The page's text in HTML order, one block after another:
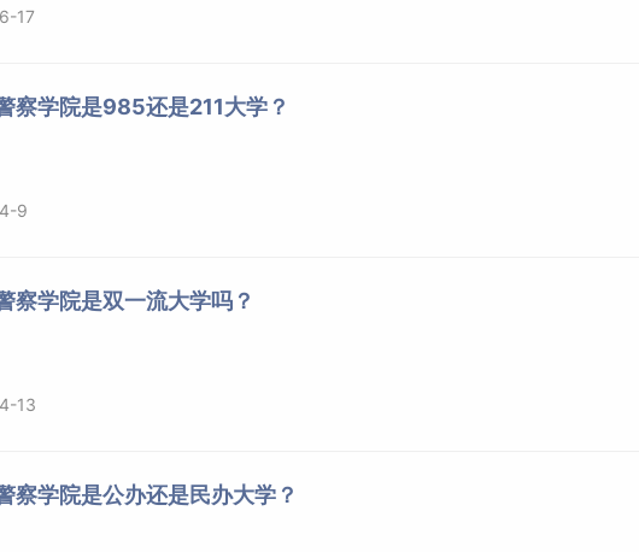
科录取批次的省（区、市）执行本科第二批次录取控制
的考生不予录取；
17
察学院是985还是211大学？
9
察学院是双一流大学吗？
13
察学院是公办还是民办大学？